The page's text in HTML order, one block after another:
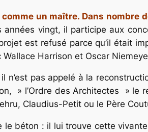
un maître. Dans nombre
années vingt, il participe aux
est refusé parce qu’il était
Wallace Harrison et Oscar
n’est pas appelé à la
» l’Ordre des Architectes » le
Claudius-Petit ou le Père
le béton : il lui trouve cette